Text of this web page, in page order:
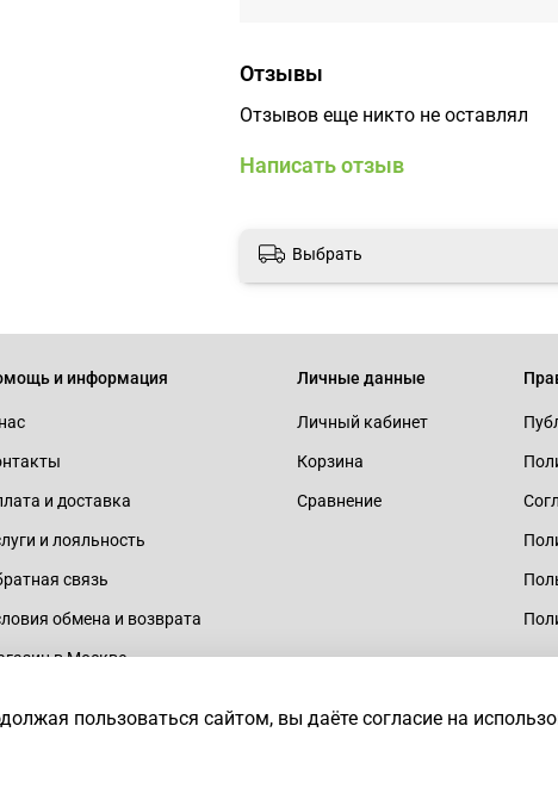
Отзывы
Отзывов еще никто не оставлял
Написать отзыв
Выбрать
и информация
и доставка
и лояльность
связь
обмена и возврата
в Москве
Личные данные
Личный кабинет
Корзина
Сравнение
пользоваться сайтом, вы даёте согласие на